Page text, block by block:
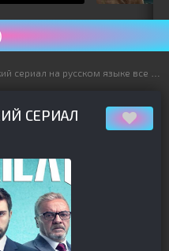
языке все серии смотреть онлайн бесплатно подряд
СЕРИАЛ